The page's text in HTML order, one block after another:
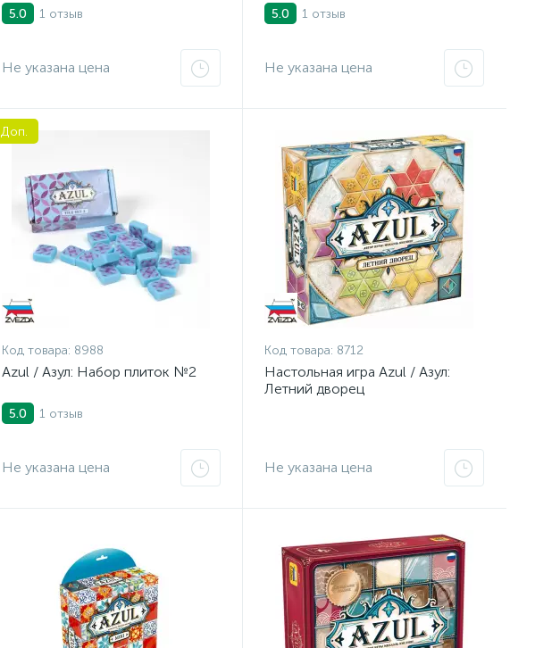
5.0 1 отзыв
Не указана цена
5.0 1 отзыв
Не указана цена
Доп.
Код товара: 8988
Azul / Азул: Набор плиток №2
5.0 1 отзыв
Не указана цена
Код товара: 8712
Настольная игра Azul / Азул:
Летний дворец
Не указана цена